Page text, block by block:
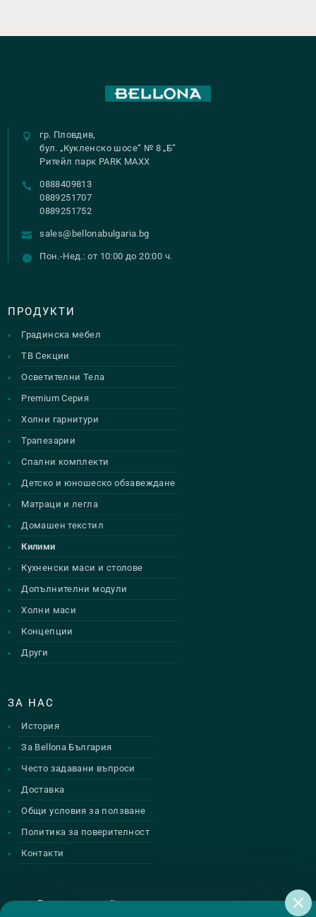
гр. Пловдив,
бул. „Кукленско шосе“ № 8 „Б“
Ритейл парк PARK MAXX
0888409813
0889251707
0889251752
sales@bellonabulgaria.bg
Пон.-Нед.: от 10:00 до 20:00 ч.
ПРОДУКТИ
Градинска мебел
ТВ Секции
Осветителни Тела
Premium Серия
Холни гарнитури
Трапезарии
Спални комплекти
Детско и юношеско обзавеждане
Матраци и легла
Домашен текстил
Килими
Кухненски маси и столове
Допълнителни модули
Холни маси
Концепции
Други
ЗА НАС
История
За Bellona България
Често задавани въпроси
Доставка
Общи условия за ползване
Политика за поверителност
Контакти
Регистрирай се за нашите атрактивни